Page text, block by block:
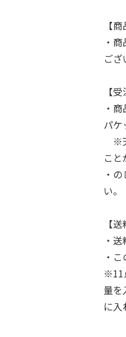
【
・
ござ
【
・
パケ
※
こ
・
い。
【
・
・
※11
量を
に入